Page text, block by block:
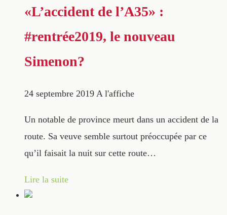
«L’accident de l’A35» :
#rentrée2019, le nouveau
Simenon?
24 septembre 2019 A l'affiche
Un notable de province meurt dans un accident de la
route. Sa veuve semble surtout préoccupée par ce
qu’il faisait la nuit sur cette route…
Lire la suite